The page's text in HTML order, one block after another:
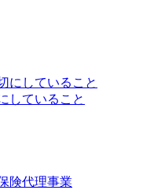
していること